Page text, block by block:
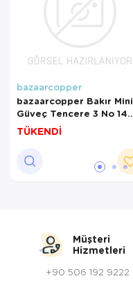
bazaarcopper
bazaarcopper Bakır Mini
Güveç Tencere 3 No 14
Cm El Dövme Nikel
bazaarcopper8176-2
TÜKENDİ
Müşteri
Hizmetleri
+90 506 192 9222